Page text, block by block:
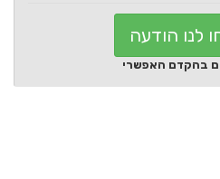
לנו הודעה
בהקדם האפשרי